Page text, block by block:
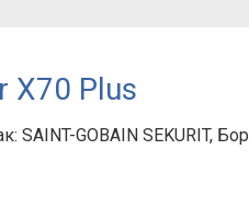
X70 Plus
GOBAIN SEKURIT,